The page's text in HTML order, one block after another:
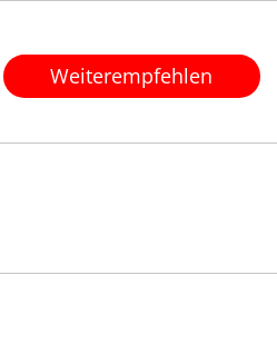
Weiterempfehlen